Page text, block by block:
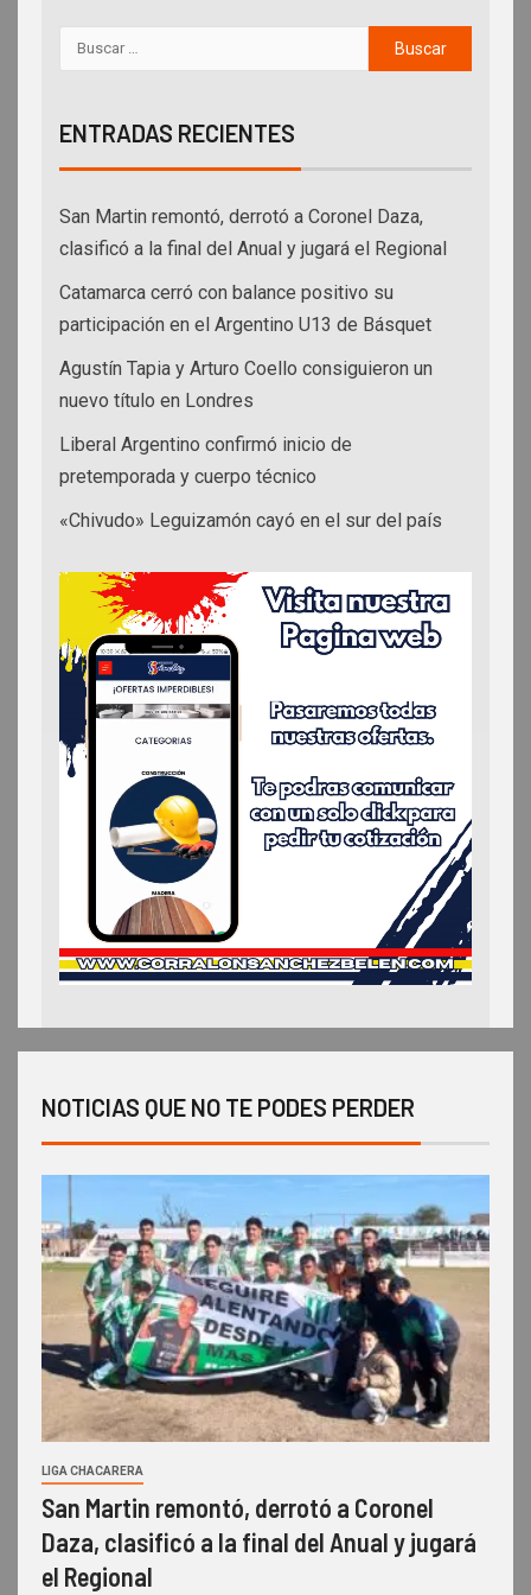
ENTRADAS RECIENTES
San Martin remontó, derrotó a Coronel Daza,
clasificó a la final del Anual y jugará el Regional
Catamarca cerró con balance positivo su
participación en el Argentino U13 de Básquet
Agustín Tapia y Arturo Coello consiguieron un
nuevo título en Londres
Liberal Argentino confirmó inicio de
pretemporada y cuerpo técnico
«Chivudo» Leguizamón cayó en el sur del país
NOTICIAS QUE NO TE PODES PERDER
LIGA CHACARERA
San Martin remontó, derrotó a Coronel
Daza, clasificó a la final del Anual y jugará
el Regional